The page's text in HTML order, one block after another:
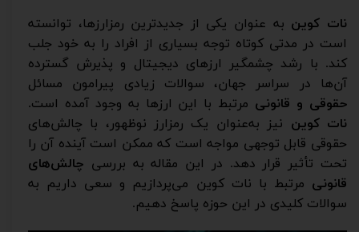
نات کوین به عنوان یکی از جدیدترین رمزارزها، توانسته
است در مدتی کوتاه توجه بسیاری از افراد را به خود جلب
کند. با رشد چشمگیر ارزهای دیجیتال و پذیرش گسترده
آن‌ها در سراسر جهان، سوالات زیادی پیرامون مسائل
حقوقی و قانونی مرتبط با این ارزها به وجود آمده است.
نات کوین نیز به‌عنوان یک رمزارز نوظهور، با چالش‌های
حقوقی قابل توجهی مواجه است که ممکن است آینده آن را
تحت تأثیر قرار دهد. در این مقاله به بررسی چالش‌های
قانونی مرتبط با نات کوین می‌پردازیم و سعی داریم به
سوالات کلیدی در این حوزه پاسخ دهیم.